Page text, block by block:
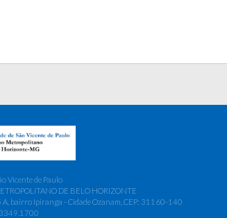
Vicente de Paulo
DE BELO HORIZONTE
A, bairro Ipiranga - Cidade Ozanam, CEP: 31160-140